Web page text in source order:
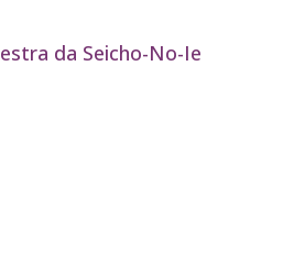
da Seicho-No-Ie